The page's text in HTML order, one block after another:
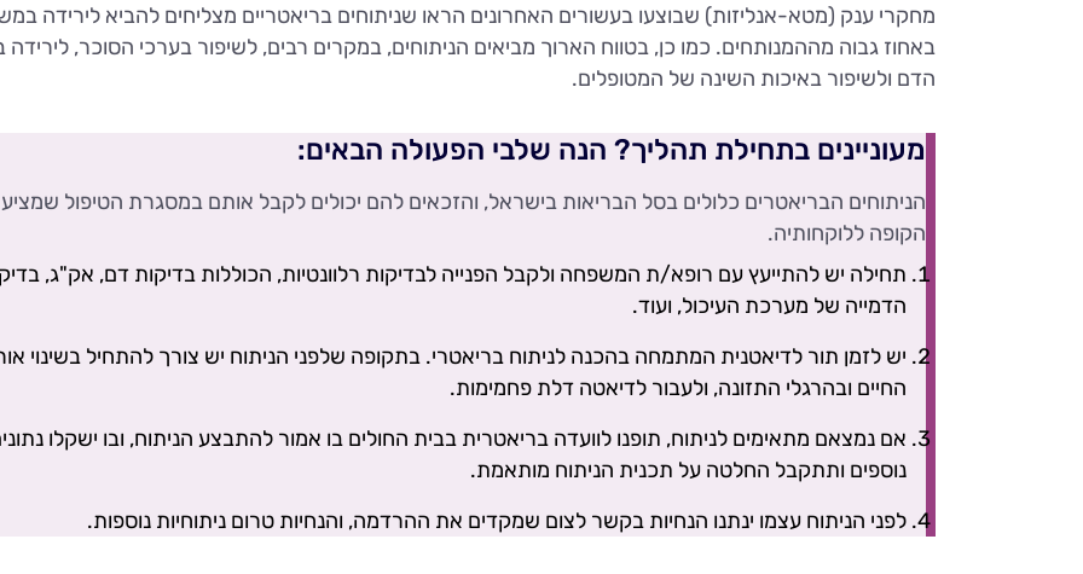
מחקרי ענק (מטא-אנליזות) שבוצעו בעשורים האחרונים הראו שניתוחים בריאטריים מצליחים להביא לירידה
באחוז גבוה מההמנותחים. כמו כן, בטווח הארוך מביאים הניתוחים, במקרים רבים, לשיפור בערכי הסוכר, לירידה
הדם ולשיפור באיכות השינה של המטופלים.
מעוניינים בתחילת תהליך? הנה שלבי הפעולה הבאים:
הניתוחים הבריאטרים כלולים בסל הבריאות בישראל, והזכאים להם יכולים לקבל אותם במסגרת הטיפול
הקופה ללוקחותיה.
תחילה יש להתייעץ עם רופא/ת המשפחה ולקבל הפנייה לבדיקות רלוונטיות, הכוללות בדיקות דם, אק"ג,
הדמייה של מערכת העיכול, ועוד.
יש לזמן תור לדיאטנית המתמחה בהכנה לניתוח בריאטרי. בתקופה שלפני הניתוח יש צורך להתחיל בשינוי
החיים ובהרגלי התזונה, ולעבור לדיאטה דלת פחמימות.
אם נמצאם מתאימים לניתוח, תופנו לוועדה בריאטרית בבית החולים בו אמור להתבצע הניתוח, ובו ישקלו
נוספים ותתקבל החלטה על תכנית הניתוח מותאמת.
לפני הניתוח עצמו ינתנו הנחיות בקשר לצום שמקדים את ההרדמה, והנחיות טרום ניתוחיות נוספות.